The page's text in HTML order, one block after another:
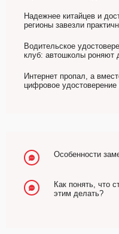
Надежнее китайцев и
регионы завезли
Водительское
клуб: автошколы роняют
Интернет пропал, а
цифровое удостоверение
Особенности
Как понять, что
этим делать?